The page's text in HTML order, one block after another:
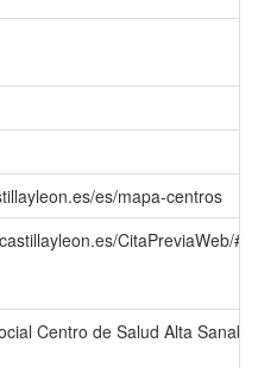
es/mapa-centros
CitaPreviaWeb/#/
Centro de Salud Alta